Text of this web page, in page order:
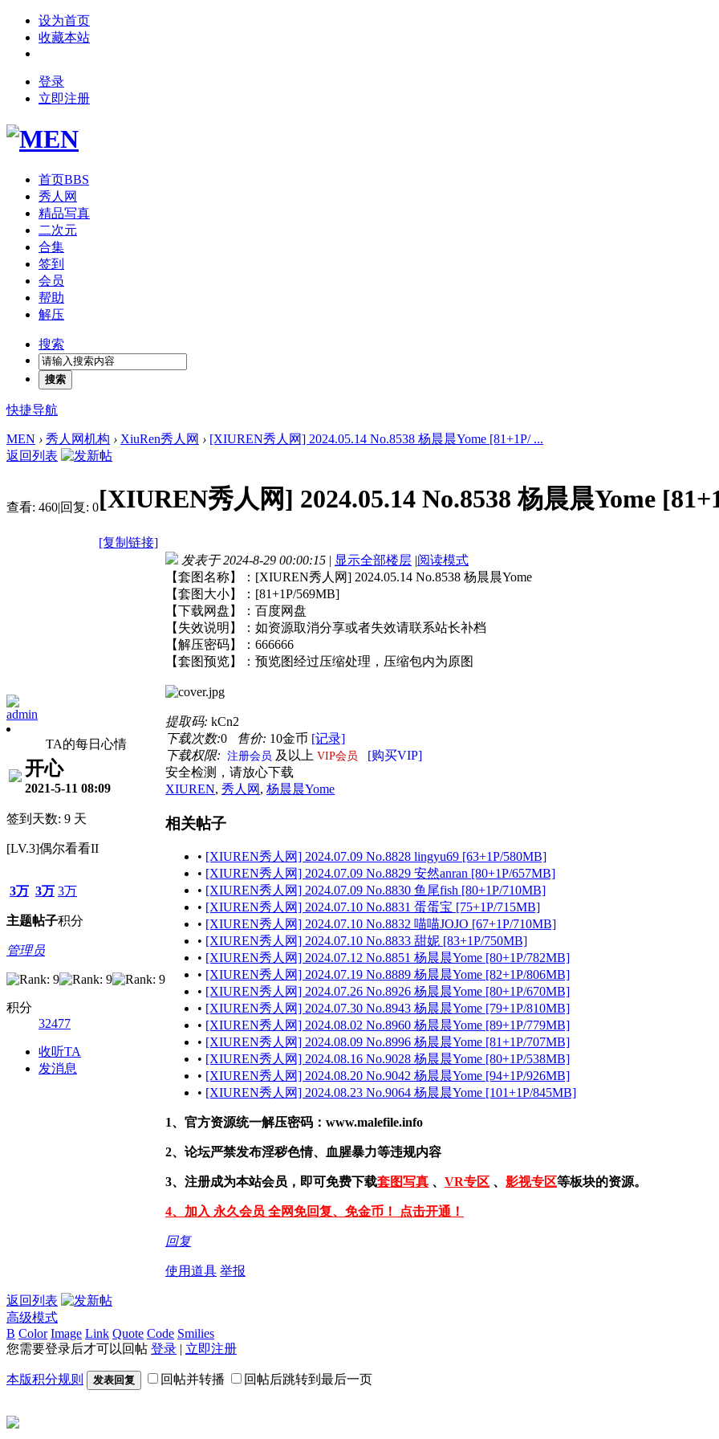
设为首页
收藏本站
登录
立即注册
首页BBS
秀人网
精品写真
二次元
合集
签到
会员
帮助
解压
搜索
搜索
快捷导航
MEN › 秀人网机构 › XiuRen秀人网 › [XIUREN秀人网] 2024.05.14 No.8538 杨晨晨Yome [81+1P/ ...
返回列表
查看: 460|回复: 0[XIUREN秀人网] 2024.05.14 No.8538 杨晨晨Yome
[复制链接]
admin
TA的每日心情
开心
2021-5-11 08:09
签到天数: 9 天
[LV.3]偶尔看看II
3万
主题
3万
帖子
3万
积分
管理员
积分
32477
收听TA
发消息
发表于 2024-8-29 00:00:15 | 显示全部楼层 |阅读模式
【套图名称】：[XIUREN秀人网] 2024.05.14 No.8538 杨晨晨Yome
【套图大小】：[81+1P/569MB]
【下载网盘】：百度网盘
【失效说明】：如资源取消分享或者失效请联系站长补档
【解压密码】：666666
【套图预览】：预览图经过压缩处理，压缩包内为原图
提取码: kCn2
下载次数:0 售价: 10金币 [记录]
下载权限: 注册会员 及以上 VIP会员
[购买VIP]
安全检测，请放心下载
XIUREN, 秀人网 , 杨晨晨Yome
相关帖子
• [XIUREN秀人网] 2024.07.09 No.8828 lingyu69 [63+1P/580MB]
• [XIUREN秀人网] 2024.07.09 No.8829 安然anran [80+1P/657MB]
• [XIUREN秀人网] 2024.07.09 No.8830 鱼尾fish [80+1P/710MB]
• [XIUREN秀人网] 2024.07.10 No.8831 蛋蛋宝 [75+1P/715MB]
• [XIUREN秀人网] 2024.07.10 No.8832 喵喵JOJO [67+1P/710MB]
• [XIUREN秀人网] 2024.07.10 No.8833 甜妮 [83+1P/750MB]
• [XIUREN秀人网] 2024.07.12 No.8851 杨晨晨Yome [80+1P/782MB]
• [XIUREN秀人网] 2024.07.19 No.8889 杨晨晨Yome [82+1P/806MB]
• [XIUREN秀人网] 2024.07.26 No.8926 杨晨晨Yome [80+1P/670MB]
• [XIUREN秀人网] 2024.07.30 No.8943 杨晨晨Yome [79+1P/810MB]
• [XIUREN秀人网] 2024.08.02 No.8960 杨晨晨Yome [89+1P/779MB]
• [XIUREN秀人网] 2024.08.09 No.8996 杨晨晨Yome [81+1P/707MB]
• [XIUREN秀人网] 2024.08.16 No.9028 杨晨晨Yome [80+1P/538MB]
• [XIUREN秀人网] 2024.08.20 No.9042 杨晨晨Yome [94+1P/926MB]
• [XIUREN秀人网] 2024.08.23 No.9064 杨晨晨Yome [101+1P/845MB]
1、官方资源统一解压密码：www.malefile.info
2、论坛严禁发布淫秽色情、血腥暴力等违规内容
3、注册成为本站会员，即可免费下载套图写真 、 VR专区 、 影视专区等板块的资源。
4、加入 永久会员 全网免回复、免金币！ 点击开通！
回复
使用道具 举报
返回列表
高级模式
B Color Image Link Quote Code Smilies
您需要登录后才可以回帖 登录 | 立即注册
本版积分规则 发表回复 回帖并转播 回帖后跳转到最后一页